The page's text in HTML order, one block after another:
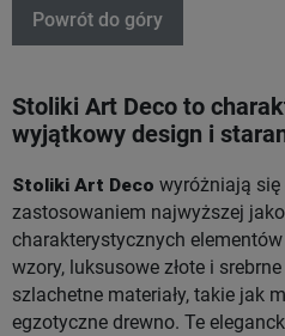
Powrót do góry
Stoliki Art Deco to
wyjątkowy design i
Stoliki Art Deco wyróżniają się
zastosowaniem najwyższej
charakterystycznych
wzory, luksusowe złote i
szlachetne materiały, takie jak
egzotyczne drewno. Te